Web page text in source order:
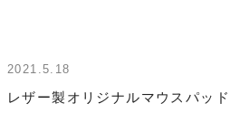
2021.5.18
レザー製オリジナルマウスパッ